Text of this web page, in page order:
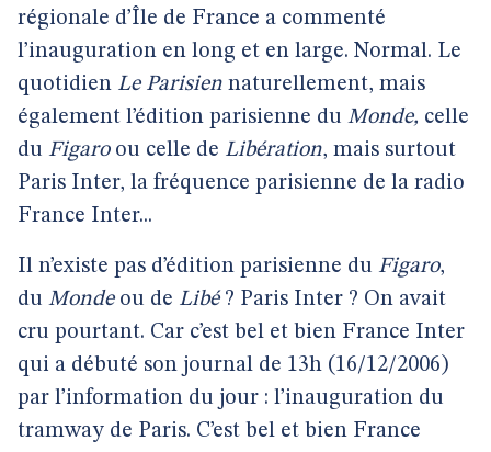
régionale d’Île de France a commenté
l’inauguration en long et en large. Normal. Le
quotidien Le Parisien naturellement, mais
également l’édition parisienne du Monde, celle
du Figaroou celle de Libération, mais surtout
Paris Inter, la fréquence parisienne de la radio
France Inter...
Il n’existe pas d’édition parisienne du Figaro,
du Mondeou de Libé? Paris Inter ? On avait
cru pourtant. Car c’est bel et bien France Inter
qui a débuté son journal de 13h (16/12/2006)
par l’information du jour : l’inauguration du
tramway de Paris. C’est bel et bien France